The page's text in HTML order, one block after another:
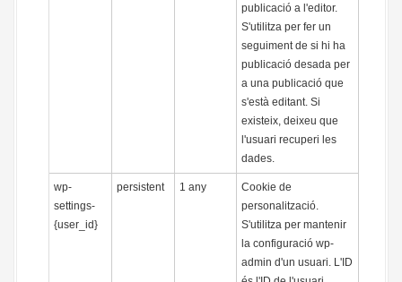
publicació a l'editor.
S'utilitza per fer un
seguiment de si hi ha
publicació desada per
a una publicació que
s'està editant. Si
existeix, deixeu que
l'usuari recuperi les
dades.
wp-
settings-
{user_id}
persistent 1 any
Cookie de
personalització.
S'utilitza per mantenir
la configuració wp-
admin d'un usuari. L'ID